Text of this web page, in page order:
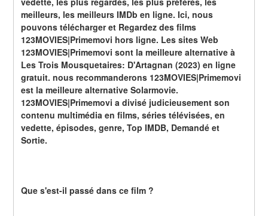
meilleurs, les meilleurs IMDb en ligne. Ici, nous
pouvons télécharger et Regardez des films
123MOVIES|Primemovi hors ligne. Les sites Web
123MOVIES|Primemovi sont la meilleure alternative à
Les Trois Mousquetaires: D'Artagnan (2023) en ligne
gratuit. nous recommanderons 123MOVIES|Primemovi
est la meilleure alternative Solarmovie.
123MOVIES|Primemovi a divisé judicieusement son
contenu multimédia en films, séries télévisées, en
vedette, épisodes, genre, Top IMDB, Demandé et
Sortie.
Que s'est-il passé dans ce film ?